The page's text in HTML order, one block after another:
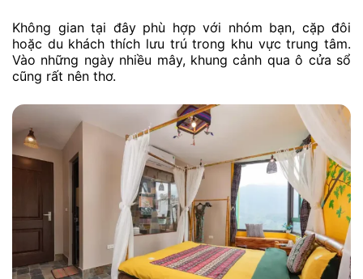
Không gian tại đây phù hợp với nhóm bạn, cặp đôi
hoặc du khách thích lưu trú trong khu vực trung tâm.
Vào những ngày nhiều mây, khung cảnh qua ô cửa sổ
cũng rất nên thơ.